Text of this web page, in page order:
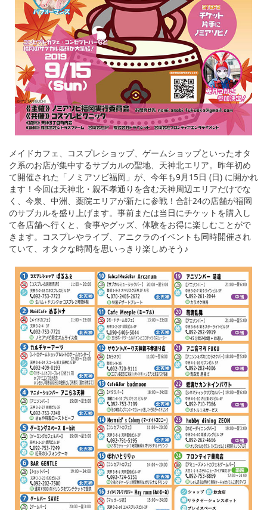
メイドカフェ、コスプレショップ、ゲームショップといったオタ
ク系のお店が集中するサブカルの聖地、天神北エリア。昨年初め
て開催された「ノミアソビ福岡」が、今年も9月15日 (日) に開かれ
ます！今回は天神北・親不孝通りを含む天神周辺エリアだけでな
く、今泉、中洲、薬院エリアが新たに参戦！合計24の店舗が福岡
のサブカルを盛り上げます。事前または当日にチケットを購入し
て各店舗へ行くと、食事やグッズ、体験をお得に楽しむことがで
きます。コスプレやライブ、アニクラのイベントも同時開催され
ていて、オタクな時間を思いっきり楽しめそう♪